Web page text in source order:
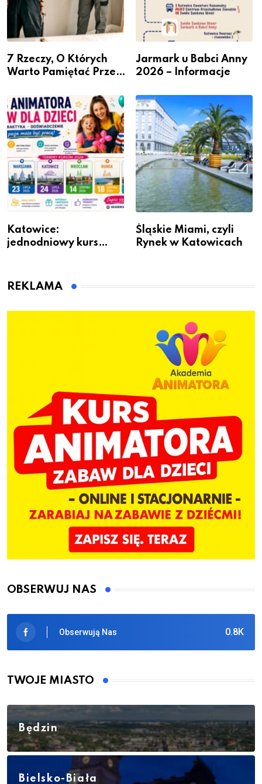
7 Rzeczy, O Których
Warto Pamiętać Przed
Jarmark u Babci Anny
2026 – Informacje
Katowice:
jednodniowy kurs
dzieci
Śląskie Miami, czyli
Rynek w Katowicach
REKLAMA
OBSERWUJ NAS
0.8K
Obserwują Nas
TWOJE MIASTO
Będzin
Bielsko-Biała